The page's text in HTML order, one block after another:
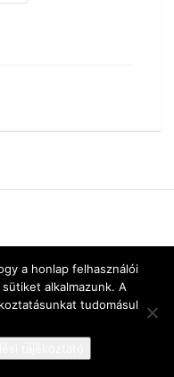
a honlap felhasználói
alkalmazunk. A
tudomásul